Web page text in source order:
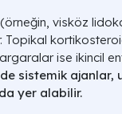
visköz
Topikal
ise ikincil
sistemik ajanlar,
yer alabilir.